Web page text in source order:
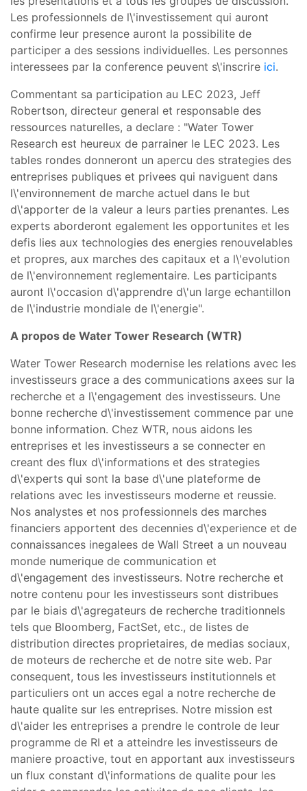
Les professionnels de l\'investissement qui auront
confirme leur presence auront la possibilite de
participer a des sessions individuelles. Les personnes
interessees par la conference peuvent s\'inscrire ici.
Commentant sa participation au LEC 2023, Jeff
Robertson, directeur general et responsable des
ressources naturelles, a declare : "Water Tower
Research est heureux de parrainer le LEC 2023. Les
tables rondes donneront un apercu des strategies des
entreprises publiques et privees qui naviguent dans
l\'environnement de marche actuel dans le but
d\'apporter de la valeur a leurs parties prenantes. Les
experts aborderont egalement les opportunites et les
defis lies aux technologies des energies renouvelables
et propres, aux marches des capitaux et a l\'evolution
de l\'environnement reglementaire. Les participants
auront l\'occasion d\'apprendre d\'un large echantillon
de l\'industrie mondiale de l\'energie".
A propos de Water Tower Research (WTR)
Water Tower Research modernise les relations avec les
investisseurs grace a des communications axees sur la
recherche et a l\'engagement des investisseurs. Une
bonne recherche d\'investissement commence par une
bonne information. Chez WTR, nous aidons les
entreprises et les investisseurs a se connecter en
creant des flux d\'informations et des strategies
d\'experts qui sont la base d\'une plateforme de
relations avec les investisseurs moderne et reussie.
Nos analystes et nos professionnels des marches
financiers apportent des decennies d\'experience et de
connaissances inegalees de Wall Street a un nouveau
monde numerique de communication et
d\'engagement des investisseurs. Notre recherche et
notre contenu pour les investisseurs sont distribues
par le biais d\'agregateurs de recherche traditionnels
tels que Bloomberg, FactSet, etc., de listes de
distribution directes proprietaires, de medias sociaux,
de moteurs de recherche et de notre site web. Par
consequent, tous les investisseurs institutionnels et
particuliers ont un acces egal a notre recherche de
haute qualite sur les entreprises. Notre mission est
d\'aider les entreprises a prendre le controle de leur
programme de RI et a atteindre les investisseurs de
maniere proactive, tout en apportant aux investisseurs
un flux constant d\'informations de qualite pour les